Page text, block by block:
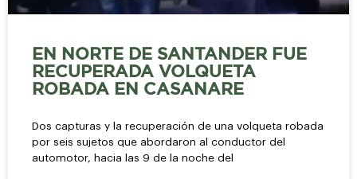
EN NORTE DE SANTANDER FUE
RECUPERADA VOLQUETA
ROBADA EN CASANARE
Dos capturas y la recuperación de una volqueta robada
por seis sujetos que abordaron al conductor del
automotor, hacia las 9 de la noche del